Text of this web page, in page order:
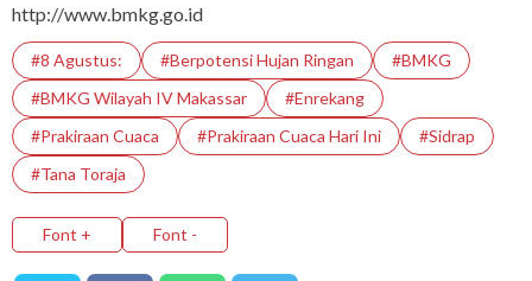
http://www.bmkg.go.id
#8 Agustus: #Berpotensi Hujan Ringan
#BMKG
#BMKG Wilayah IV Makassar
#enrekang
#Prakiraan Cuaca
#Prakiraan Cuaca Hari Ini
#Sidrap
#tana Toraja
Font + Font -